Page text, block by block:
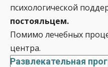
психологической
постояльцем.
Помимо лечебных
центра.
Развлекательная